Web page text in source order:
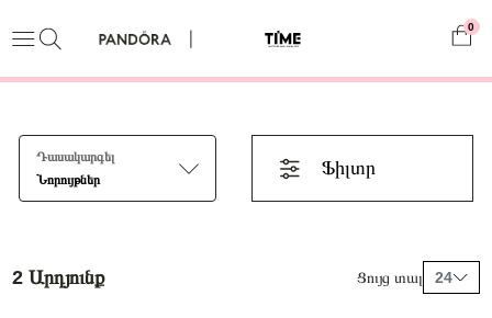
0
Դասակարգել
Նորույթներ
Ֆիլտր
2 Արդյունք Ցույց տալ 24